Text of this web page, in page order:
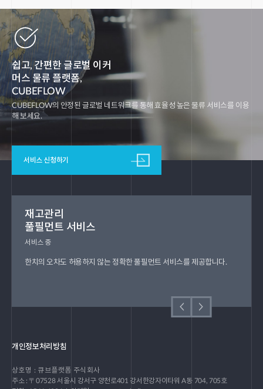
쉽고, 간편한 글로벌 이커
머스 물류 플랫폼,
CUBEFLOW
CUBEFLOW의 안정된 글로벌 네트워크를 통해 효율성 높은 물류 서비스를 이용
해 보세요.
서비스 신청하기
재고관리
풀필먼트 서비스
서비스 중
한치의 오차도 허용하지 않는 정확한 풀필먼트 서비스를 제공합니다.
개인정보처리방침
상호명 : 큐브플랫폼 주식회사
주소 : 〒07528 서울시 강서구 양천로401 강서한강자이타워 A동 704, 705호